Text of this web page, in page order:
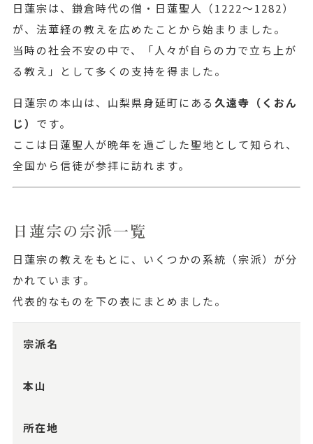
日蓮宗は、鎌倉時代の僧・日蓮聖人（1222〜1282）
が、法華経の教えを広めたことから始まりました。
当時の社会不安の中で、「人々が自らの力で立ち上が
る教え」として多くの支持を得ました。
日蓮宗の本山は、山梨県身延町にある 久遠寺（くおん
じ） です。
ここは日蓮聖人が晩年を過ごした聖地として知られ、
全国から信徒が参拝に訪れます。
日蓮宗の宗派一覧
日蓮宗の教えをもとに、いくつかの系統（宗派）が分
かれています。
代表的なものを下の表にまとめました。
宗派名
本山
所在地